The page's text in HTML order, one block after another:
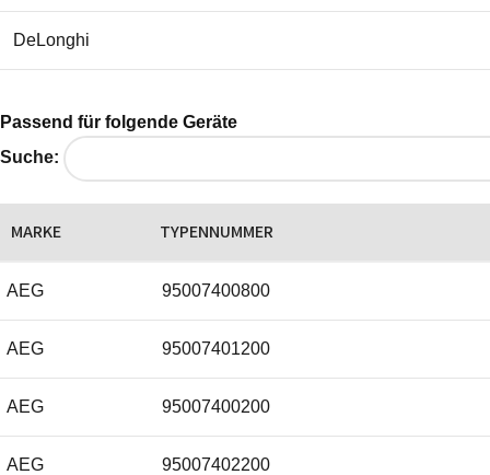
DeLonghi
Passend für folgende Geräte
Suche:
MARKE TYPENNUMMER
AEG 95007400800
AEG 95007401200
AEG 95007400200
AEG 95007402200